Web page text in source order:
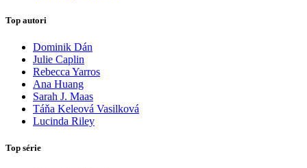
Top autori
Dominik Dán
Julie Caplin
Rebecca Yarros
Ana Huang
Sarah J. Maas
Táňa Keleová Vasilková
Lucinda Riley
Top série